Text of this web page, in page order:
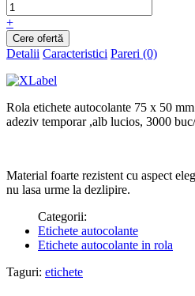
+
Detalii Caracteristici Pareri (0)
Rola etichete autocolante 75 x 50
adeziv temporar ,alb lucios, 3000
Material foarte rezistent cu aspect
nu lasa urme la dezlipire.
Categorii:
Etichete autocolante
Etichete autocolante in rola
Taguri: etichete